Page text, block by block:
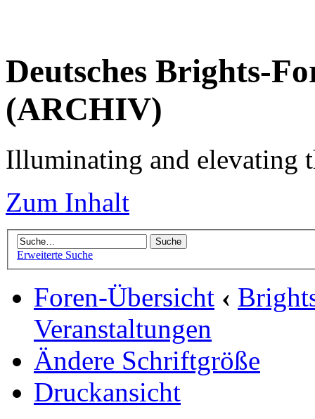
Deutsches Brights-
(ARCHIV)
Illuminating and elevating
Zum Inhalt
Erweiterte Suche
Foren-Übersicht ‹
Veranstaltungen
Ändere Schriftgröße
Druckansicht